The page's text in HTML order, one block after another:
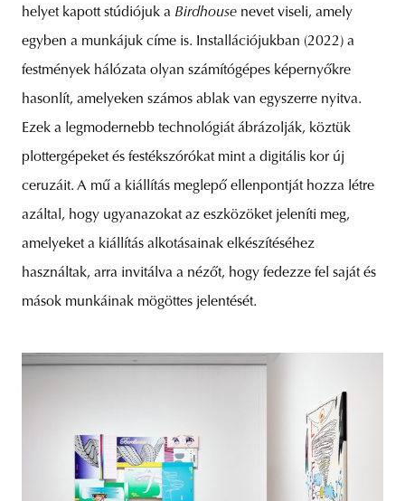
helyet kapott stúdiójuk a Birdhouse nevet viseli, amely
egyben a munkájuk címe is. Installációjukban (2022) a
festmények hálózata olyan számítógépes képernyőkre
hasonlít, amelyeken számos ablak van egyszerre nyitva.
Ezek a legmodernebb technológiát ábrázolják, köztük
plottergépeket és festékszórókat mint a digitális kor új
ceruzáit. A mű a kiállítás meglepő ellenpontját hozza létre
azáltal, hogy ugyanazokat az eszközöket jeleníti meg,
amelyeket a kiállítás alkotásainak elkészítéséhez
használtak, arra invitálva a nézőt, hogy fedezze fel saját és
mások munkáinak mögöttes jelentését.